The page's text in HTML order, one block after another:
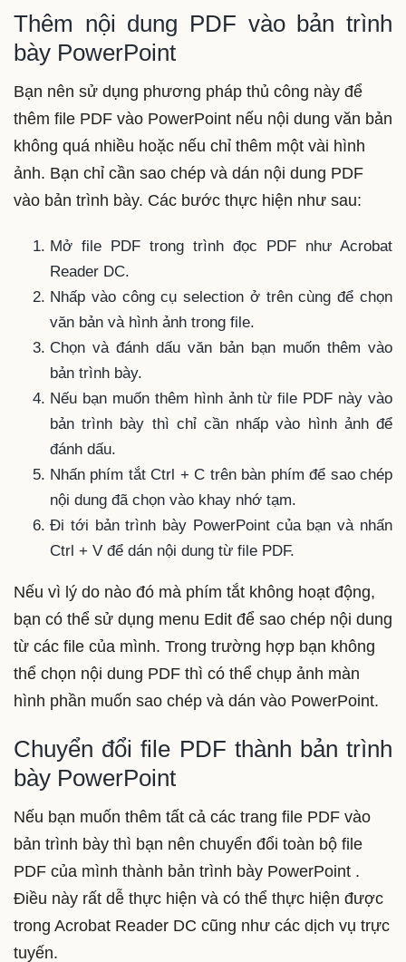
Thêm nội dung PDF vào bản trình
bày PowerPoint
Bạn nên sử dụng phương pháp thủ công này để
thêm file PDF vào PowerPoint nếu nội dung văn bản
không quá nhiều hoặc nếu chỉ thêm một vài hình
ảnh. Bạn chỉ cần sao chép và dán nội dung PDF
vào bản trình bày. Các bước thực hiện như sau:
Mở file PDF trong trình đọc PDF như Acrobat
Reader DC.
Nhấp vào công cụ selection ở trên cùng để chọn
văn bản và hình ảnh trong file.
Chọn và đánh dấu văn bản bạn muốn thêm vào
bản trình bày.
Nếu bạn muốn thêm hình ảnh từ file PDF này vào
bản trình bày thì chỉ cần nhấp vào hình ảnh để
đánh dấu.
Nhấn phím tắt Ctrl + C trên bàn phím để sao chép
nội dung đã chọn vào khay nhớ tạm.
Đi tới bản trình bày PowerPoint của bạn và nhấn
Ctrl + V để dán nội dung từ file PDF.
Nếu vì lý do nào đó mà phím tắt không hoạt động,
bạn có thể sử dụng menu Edit để sao chép nội dung
từ các file của mình. Trong trường hợp bạn không
thể chọn nội dung PDF thì có thể chụp ảnh màn
hình phần muốn sao chép và dán vào PowerPoint.
Chuyển đổi file PDF thành bản trình
bày PowerPoint
Nếu bạn muốn thêm tất cả các trang file PDF vào
bản trình bày thì bạn nên chuyển đổi toàn bộ file
PDF của mình thành bản trình bày PowerPoint .
Điều này rất dễ thực hiện và có thể thực hiện được
trong Acrobat Reader DC cũng như các dịch vụ trực
tuyến.